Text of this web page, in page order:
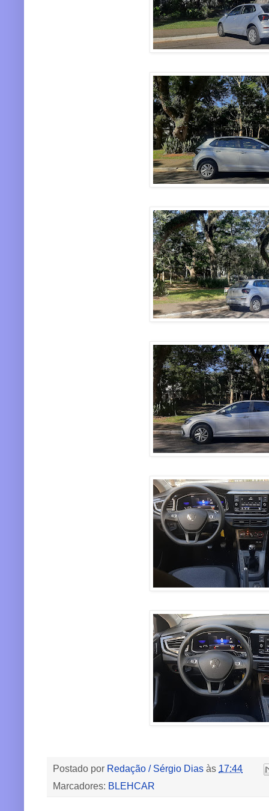
Postado por Redação / Sérgio Dias às 17:44
Marcadores: BLEHCAR